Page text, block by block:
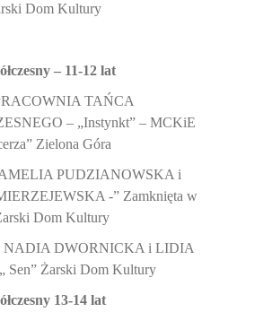
Dom Kultury
– 11-12 lat
TAŃCA
– „Instynkt” – MCKiE
Zielona Góra
PUDZIANOWSKA i
-” Zamknięta w
Dom Kultury
NADIA DWORNICKA i LIDIA
Sen” Żarski Dom Kultury
13-14 lat